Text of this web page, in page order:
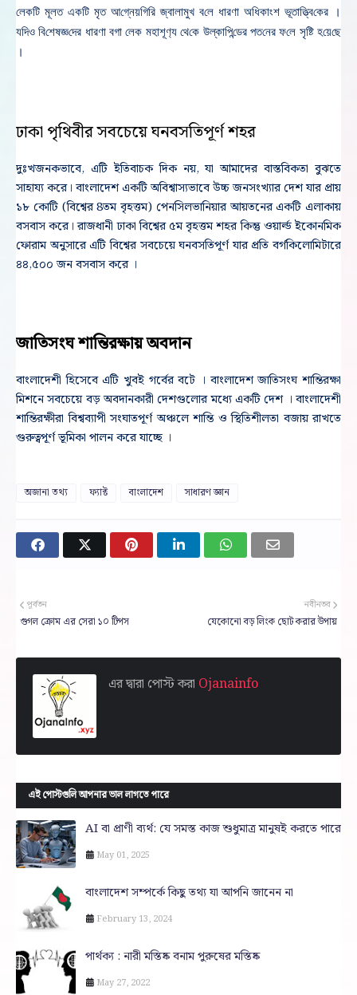
লেক‌টি মূলত এক‌টি মৃত আ‌গ্নেয়‌গি‌রি জ্বালামুখ ব‌লে ধারণা অ‌ধিকাংশ ভূতা‌‌ত্ত্বি‌কের ।
য‌দিও বি‌শেষজ্ঞ‌‌দের ধারণা বগা লেক মহাশূণ‌্য থে‌কে উল্কা‌পি‌ন্ডের পত‌নের ফ‌লে সৃ‌ষ্টি হ‌য়ে‌ছে
।
ঢাকা পৃথিবীর সবচেয়ে ঘনবসতিপূর্ণ শহর
দুঃখজনকভাবে, এটি ইতিবাচক দিক নয়, যা আমাদের বাস্তবিকতা বুঝতে
সাহায্য করে। বাংলাদেশ একটি অবিশ্বাস্যভাবে উচ্চ জনসংখ্যার দেশ যার প্রায়
১৮ কোটি (বিশ্বের 8তম বৃহত্তম) পেনসিলভানিয়ার আয়তনের একটি এলাকায়
বসবাস করে। রাজধানী ঢাকা বিশ্বের ৫ম বৃহত্তম শহর কিন্তু ওয়ার্ল্ড ইকোনমিক
ফোরাম অনুসারে এটি বিশ্বের সবচেয়ে ঘনবসতিপূর্ণ যার প্রতি বর্গকিলোমিটারে
৪৪,৫০০ জন বসবাস করে ।
জাতিসংঘ শান্তিরক্ষায় অবদান
বাংলাদেশী হিসেবে এটি খুবই গর্বের বটে । বাংলাদেশ জাতিসংঘ শান্তিরক্ষা
মিশনে সবচেয়ে বড় অবদানকারী দেশগুলোর মধ্যে একটি দেশ । বাংলাদেশী
শান্তিরক্ষীরা বিশ্বব্যাপী সংঘাতপূর্ণ অঞ্চলে শান্তি ও স্থিতিশীলতা বজায় রাখতে
গুরুত্বপূর্ণ ভূমিকা পালন করে যাচ্ছে ।
অজানা তথ্য ফ্যাক্ট বাংলাদেশ সাধারণ জ্ঞান
নবীনতর
যেকোনো বড় লিংক ছোট করার উপায়
পূর্বতন
গুগল ক্রোম এর সেরা ১০ টিপস
এর দ্বারা পোস্ট করা Ojanainfo
এই পোস্টগুলি আপনার ভাল লাগতে পারে
AI বা প্রাণী ব্যর্থ: যে সমস্ত কাজ শুধুমাত্র মানুষই করতে পারে
May 01, 2025
বাংলাদেশ সম্পর্কে কিছু তথ্য যা আপনি জানেন না
February 13, 2024
পার্থক্য : নারী মস্তিষ্ক বনাম পুরুষের মস্তিষ্ক
May 27, 2022